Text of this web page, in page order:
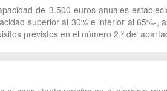
de 3.500 euros anuales
superior al 30% e inferior al 65%-
previstos en el número 2.º del